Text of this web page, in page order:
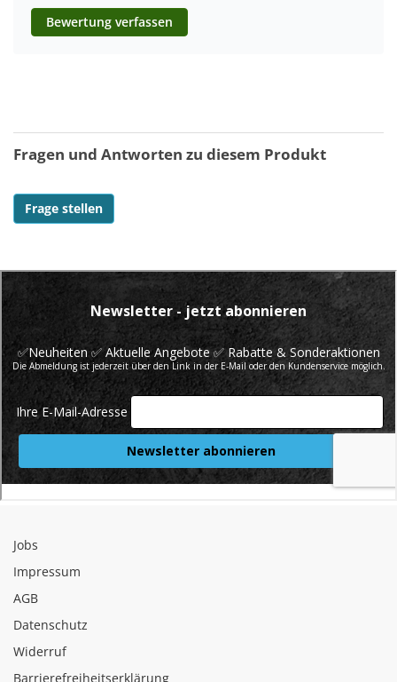
Bewertung verfassen
Fragen und Antworten zu diesem Produkt
Frage stellen
Jobs
Impressum
AGB
Datenschutz
Widerruf
Barrierefreiheitserklärung